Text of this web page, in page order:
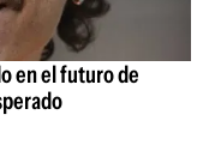
en el futuro de